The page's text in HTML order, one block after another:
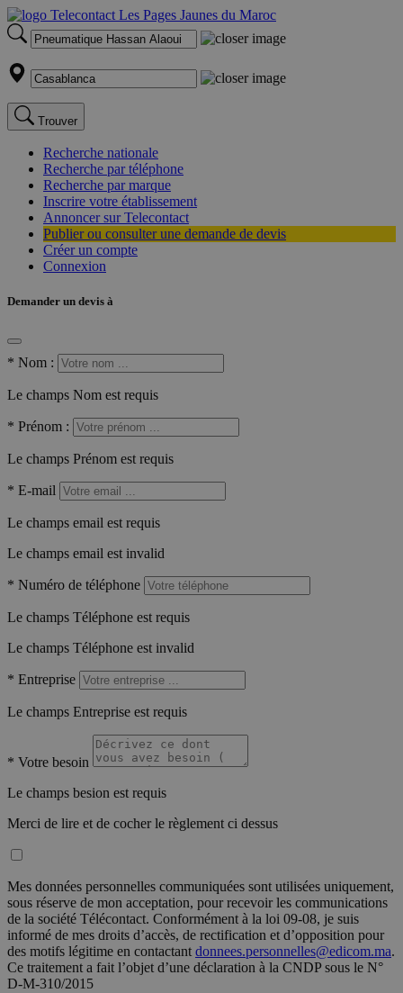
Trouver
Recherche nationale
Recherche par téléphone
Recherche par marque
Inscrire votre établissement
Annoncer sur Telecontact
Publier ou consulter une demande de devis
Créer un compte
Connexion
Demander un devis à
* Nom :
Le champs Nom est requis
* Prénom :
Le champs Prénom est requis
* E-mail
Le champs email est requis
Le champs email est invalid
* Numéro de téléphone
Le champs Téléphone est requis
Le champs Téléphone est invalid
* Entreprise
Le champs Entreprise est requis
* Votre besoin
Le champs besion est requis
Merci de lire et de cocher le règlement ci dessus
Mes données personnelles communiquées sont utilisées uniquement,
sous réserve de mon acceptation, pour recevoir les communications
de la société Télécontact. Conformément à la loi 09-08, je suis
informé de mes droits d’accès, de rectification et d’opposition pour
des motifs légitime en contactant donnees.personnelles@edicom.ma.
Ce traitement a fait l’objet d’une déclaration à la CNDP sous le N°
D-M-310/2015